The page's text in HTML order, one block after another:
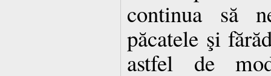
continua să
păcatele şi
astfel de